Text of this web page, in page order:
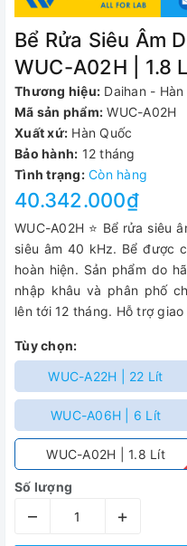
Bể Rửa Siêu Âm
WUC-A02H | 1.8
Thương hiệu: Daihan - Hàn
Mã sản phẩm: WUC-A02H
Xuất xứ: Hàn Quốc
Bảo hành: 12 tháng
Tình trạng: Còn hàng
40.342.000₫
WUC-A02H ⭐ Bể rửa siêu
siêu âm 40 kHz. Bể được
hoàn hiện. Sản phẩm do
nhập khâu và phân phố
lên tới 12 tháng. Hỗ trợ
Tùy chọn:
WUC-A22H | 22 Lít
WUC-A06H | 6 Lít
WUC-A02H | 1.8 Lít
Số lượng
– +